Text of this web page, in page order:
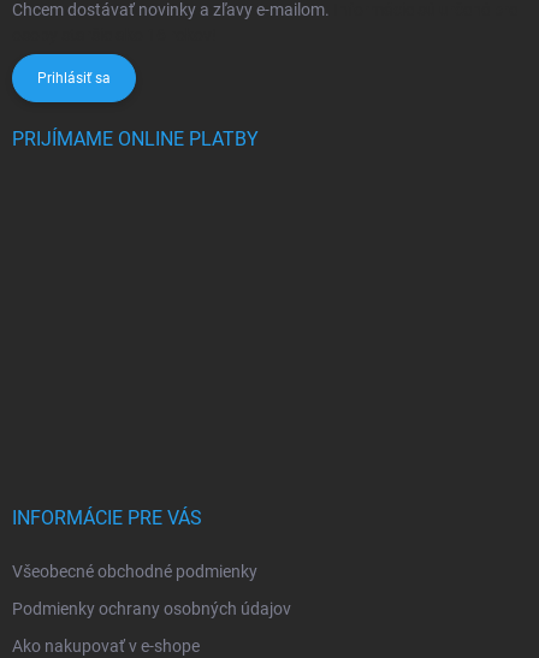
Chcem dostávať novinky a zľavy e-mailom.
Prihlásiť sa
PRIJÍMAME ONLINE PLATBY
INFORMÁCIE PRE VÁS
Všeobecné obchodné podmienky
Podmienky ochrany osobných údajov
Ako nakupovať v e-shope